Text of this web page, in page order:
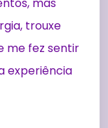
mas
trouxe
me fez sentir
experiência